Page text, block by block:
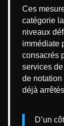
Ces
catégorie
niveaux
immédiate
consacrés
services
de notation
déjà
D’un